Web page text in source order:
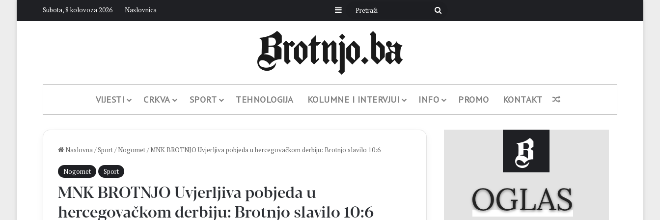
Subota, 8 kolovoza 2026 Naslovnica Sidebar Pretraži
VIJESTI CRKVA SPORT TEHNOLOGIJA KOLUMNE I INTERVJUI INFO PROMO KONTAKT Nasumični članak
Naslovna/Sport/ Nogomet/ MNK BROTNJO Uvjerljiva pobjeda u hercegovačkom derbiju: Brotnjo slavilo 10:6
Nogomet Sport
MNK BROTNJO Uvjerljiva pobjeda u
hercegovačkom derbiju: Brotnjo slavilo 10:6